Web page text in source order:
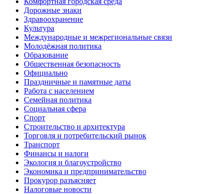
Дорожные знаки
Здравоохранение
Культура
Международные и межрегиональные связи
Молодёжная политика
Образование
Общественная безопасность
Официально
Праздничные и памятные даты
Работа с населением
Семейная политика
Социальная сфера
Спорт
Строительство и архитектура
Торговля и потребительский рынок
Транспорт
Финансы и налоги
Экология и благоустройство
Экономика и предпринимательство
Прокурор разъясняет
Налоговые новости